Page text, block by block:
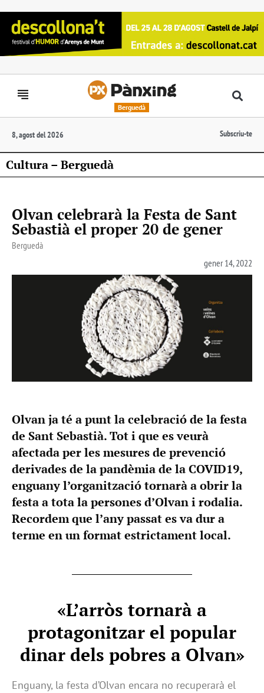
Berguedà
8, agost del 2026 Subscriu-te
Cultura – Berguedà
Olvan celebrarà la Festa de Sant
Sebastià el proper 20 de gener
Berguedà
gener 14, 2022
Olvan ja té a punt la celebració de la festa
de Sant Sebastià. Tot i que es veurà
afectada per les mesures de prevenció
derivades de la pandèmia de la COVID19,
enguany l’organització tornarà a obrir la
festa a tota la persones d’Olvan i rodalia.
Recordem que l’any passat es va dur a
terme en un format estrictament local.
«L’arròs tornarà a
protagonitzar el popular
dinar dels pobres a Olvan»
Enguany, la festa d’Olvan encara no recuperarà el